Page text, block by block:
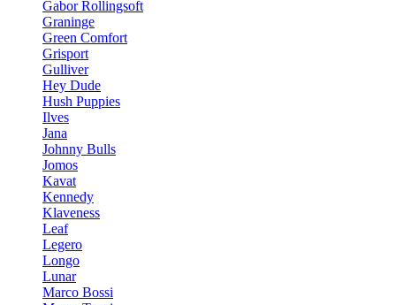
Gabor Rollingsoft
Graninge
Green Comfort
Grisport
Gulliver
Hey Dude
Hush Puppies
Ilves
Jana
Johnny Bulls
Jomos
Kavat
Kennedy
Klaveness
Leaf
Legero
Longo
Lunar
Marco Bossi